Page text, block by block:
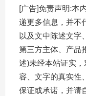
[广告]免责声明:本
递更多信息，并不
以及文中陈述文字
第三方主体、产品
述)未经本站证实
容、文字的真实性
保证或承诺，并请